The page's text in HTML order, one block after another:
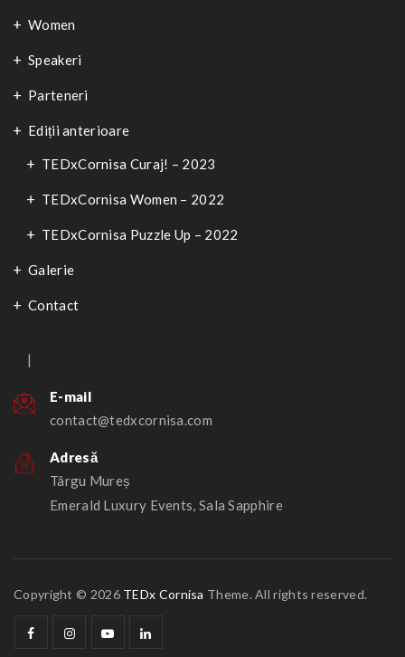
Women
Speakeri
Parteneri
Ediții anterioare
TEDxCornisa Curaj! – 2023
TEDxCornisa Women – 2022
TEDxCornisa Puzzle Up – 2022
Galerie
Contact
|
E-mail
contact@tedxcornisa.com
Adresă
Târgu Mureș
Emerald Luxury Events, Sala Sapphire
Copyright © 2026 TEDx Cornisa Theme. All rights reserved.